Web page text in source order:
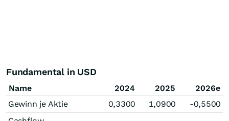
Fundamental in USD
Name 2024 2025
2026e
Gewinn je Aktie
0,3300 1,0900
-0,5500